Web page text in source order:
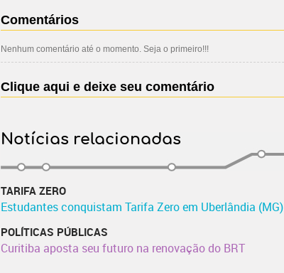
Comentários
Nenhum comentário até o momento. Seja o primeiro!!!
Clique aqui e deixe seu comentário
Notícias relacionadas
TARIFA ZERO
Estudantes conquistam Tarifa Zero em Uberlândia (MG)
POLÍTICAS PÚBLICAS
Curitiba aposta seu futuro na renovação do BRT